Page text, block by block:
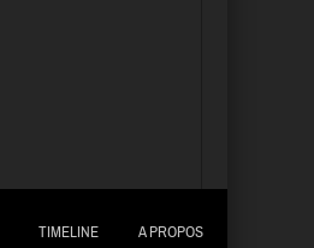
TIMELINE A PROPOS